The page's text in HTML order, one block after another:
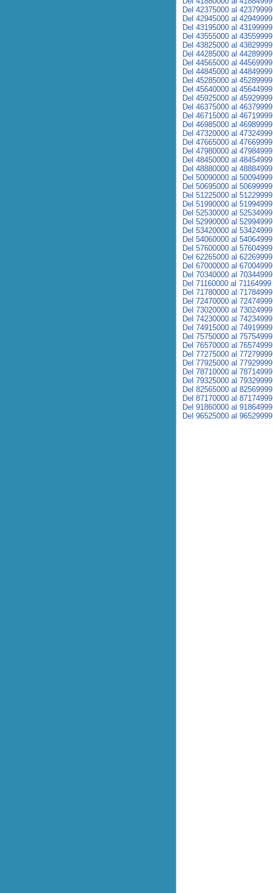
Del 42375000 al 42379999
Del 42945000 al 42949999
Del 43195000 al 43199999
Del 43555000 al 43559999
Del 43825000 al 43829999
Del 44285000 al 44289999
Del 44565000 al 44569999
Del 44845000 al 44849999
Del 45285000 al 45289999
Del 45640000 al 45644999
Del 45925000 al 45929999
Del 46375000 al 46379999
Del 46715000 al 46719999
Del 46985000 al 46989999
Del 47320000 al 47324999
Del 47665000 al 47669999
Del 47980000 al 47984999
Del 48450000 al 48454999
Del 48880000 al 48884999
Del 50090000 al 50094999
Del 50695000 al 50699999
Del 51225000 al 51229999
Del 51990000 al 51994999
Del 52530000 al 52534999
Del 52990000 al 52994999
Del 53420000 al 53424999
Del 54060000 al 54064999
Del 57600000 al 57604999
Del 62265000 al 62269999
Del 67000000 al 67004999
Del 70340000 al 70344999
Del 71160000 al 71164999
Del 71780000 al 71784999
Del 72470000 al 72474999
Del 73020000 al 73024999
Del 74230000 al 74234999
Del 74915000 al 74919999
Del 75750000 al 75754999
Del 76570000 al 76574999
Del 77275000 al 77279999
Del 77925000 al 77929999
Del 78710000 al 78714999
Del 79325000 al 79329999
Del 82565000 al 82569999
Del 87170000 al 87174999
Del 91860000 al 91864999
Del 96525000 al 96529999